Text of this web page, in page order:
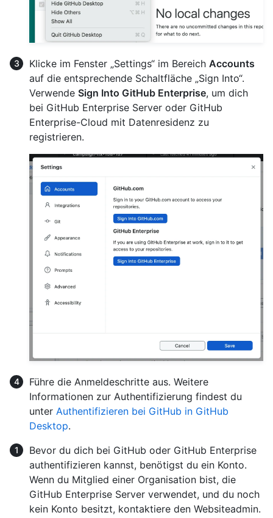
Klicke im Fenster „Settings“ im Bereich Accounts
auf die entsprechende Schaltfläche „Sign Into“.
Verwende Sign Into GitHub Enterprise, um dich
bei GitHub Enterprise Server oder GitHub
Enterprise-Cloud mit Datenresidenz zu
registrieren.
Führe die Anmeldeschritte aus. Weitere
Informationen zur Authentifizierung findest du
unter Authentifizieren bei GitHub in GitHub
Desktop.
Bevor du dich bei GitHub oder GitHub Enterprise
authentifizieren kannst, benötigst du ein Konto.
Wenn du Mitglied einer Organisation bist, die
GitHub Enterprise Server verwendet, und du noch
kein Konto besitzt, kontaktiere den Websiteadmin.